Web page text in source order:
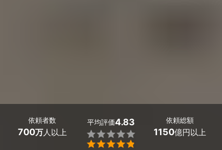
依頼者数
700万人以上
平均評価4.83


依頼総額
1150億円以上